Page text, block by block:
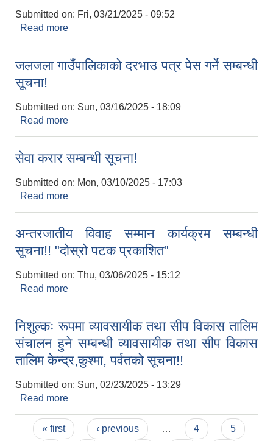
Submitted on: Fri, 03/21/2025 - 09:52
Read more
जलजला गाउँपालिकाको दरभाउ पत्र पेस गर्ने सम्बन्धी
सूचना!
Submitted on: Sun, 03/16/2025 - 18:09
Read more
सेवा करार सम्बन्धी सूचना!
Submitted on: Mon, 03/10/2025 - 17:03
Read more
अन्तरजातीय विवाह सम्मान कार्यक्रम सम्बन्धी
सूचना!! "दोस्रो पटक प्रकाशित"
Submitted on: Thu, 03/06/2025 - 15:12
Read more
निशुल्कः रूपमा व्यावसायीक तथा सीप विकास तालिम
संचालन हुने सम्बन्धी व्यावसायीक तथा सीप विकास
तालिम केन्द्र,कुश्मा, पर्वतको सूचना!!
Submitted on: Sun, 02/23/2025 - 13:29
Read more
केन्द्र,कुश्मा, पर्वतको सूचना!!
Pages
« first ‹ previous … 4
5